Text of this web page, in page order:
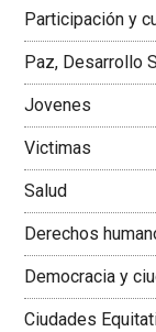
Colombiana
Participación y
Paz, Desarrollo
Jovenes
Victimas
Salud
Derechos
Democracia y
Ciudades